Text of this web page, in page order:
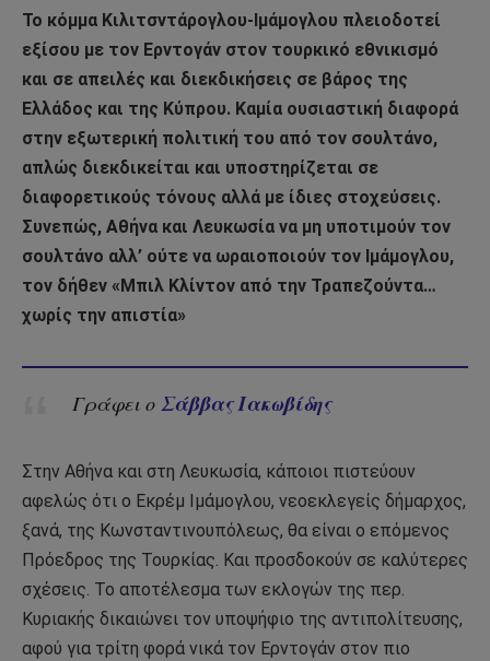
Το κόμμα Κιλιτσντάρογλου-Ιμάμογλου πλειοδοτεί
εξίσου με τον Ερντογάν στον τουρκικό εθνικισμό
και σε απειλές και διεκδικήσεις σε βάρος της
Ελλάδος και της Κύπρου. Καμία ουσιαστική διαφορά
στην εξωτερική πολιτική του από τον σουλτάνο,
απλώς διεκδικείται και υποστηρίζεται σε
διαφορετικούς τόνους αλλά με ίδιες στοχεύσεις.
Συνεπώς, Αθήνα και Λευκωσία να μη υποτιμούν τον
σουλτάνο αλλ’ ούτε να ωραιοποιούν τον Ιμάμογλου,
τον δήθεν «Μπιλ Κλίντον από την Τραπεζούντα…
χωρίς την απιστία»
Γράφει ο Σάββας Ιακωβίδης
Στην Αθήνα και στη Λευκωσία, κάποιοι πιστεύουν
αφελώς ότι ο Εκρέμ Ιμάμογλου, νεοεκλεγείς δήμαρχος,
ξανά, της Κωνσταντινουπόλεως, θα είναι ο επόμενος
Πρόεδρος της Τουρκίας. Και προσδοκούν σε καλύτερες
σχέσεις. Το αποτέλεσμα των εκλογών της περ.
Κυριακής δικαιώνει τον υποψήφιο της αντιπολίτευσης,
αφού για τρίτη φορά νικά τον Ερντογάν στον πιο